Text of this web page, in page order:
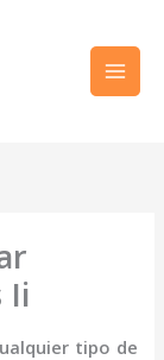
Ii
tipo de